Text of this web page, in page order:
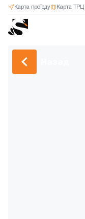
Карта ТРЦ
Карта проїзду